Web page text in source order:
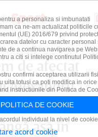
de afectat
Alexandru
de mult că
aşa în
a personaliza si imbunatati
ca ne-am actualizat politicile
(UE) 2016/679 privind
datelor cu caracter personal
de a continua navigarea pe
a citi si intelege continutul
confirmi acceptarea utilizarii
uita totusi ca poti modifica in orice
instructiunile din Politica de
DE COOKIE
individual la nivel de
acord cookie